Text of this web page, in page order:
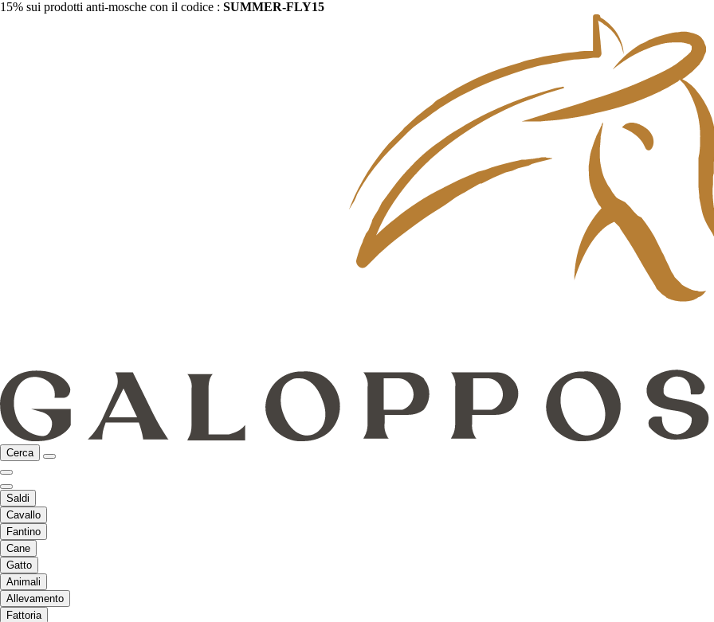
15% sui prodotti anti-mosche con il codice : SUMMER-FLY15
Cerca
Saldi
Cavallo
Fantino
Cane
Gatto
Animali
Allevamento
Fattoria